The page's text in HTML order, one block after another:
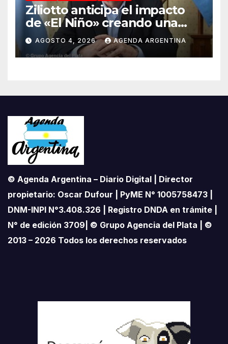
Ziliotto anticipa el impacto
de «El Niño» creando una
«Unidad de Gestión» para
proteger el territorio
pampeano
AGOSTO 4, 2026 AGENDA ARGENTINA
© Agenda Argentina – Diario Digital | Director
propietario: Oscar Dufour | PyME N° 1005758473 |
DNM-INPI N°3.408.326 | Registro DNDA en trámite |
N° de edición 3709| © Grupo Agencia del Plata | ©
2013 – 2026 Todos los derechos reservados